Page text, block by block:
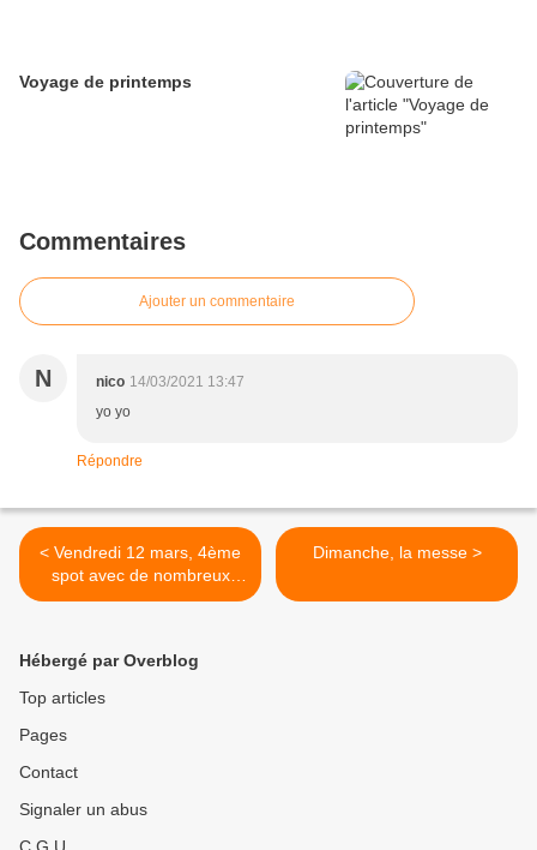
Voyage de printemps
Commentaires
Ajouter un commentaire
N nico 14/03/2021 13:47
yo yo
Répondre
< Vendredi 12 mars, 4ème
spot avec de nombreux
bancs
Dimanche, la messe >
Hébergé par Overblog
Top articles
Pages
Contact
Signaler un abus